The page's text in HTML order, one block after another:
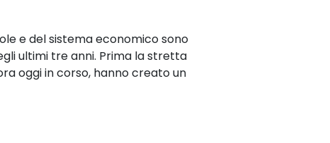
e del sistema economico sono
ultimi tre anni. Prima la stretta
oggi in corso, hanno creato un